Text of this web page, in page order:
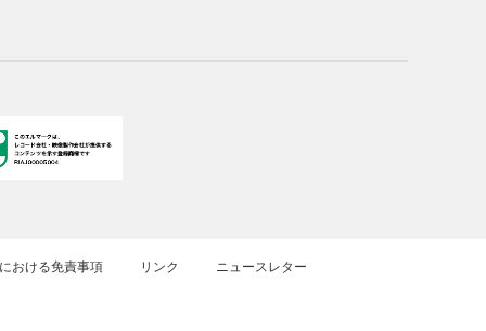
おける免責事項 リンク ニュースレター